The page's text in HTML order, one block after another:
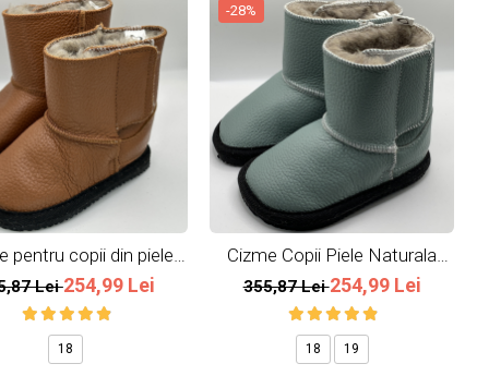
pentru copii din piele
All Brown
Lei254,99 Lei
18
-28%
Cizme Copii Piele Naturala
Mint
355,87 Lei254,99 Lei
18 19